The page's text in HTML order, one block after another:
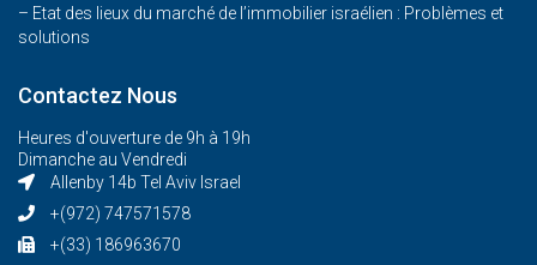
– Etat des lieux du marché de l’immobilier israélien : Problèmes et
solutions
Contactez Nous
Heures d'ouverture de 9h à 19h
Dimanche au Vendredi
Allenby 14b Tel Aviv Israel
+(972) 747571578
+(33) 186963670